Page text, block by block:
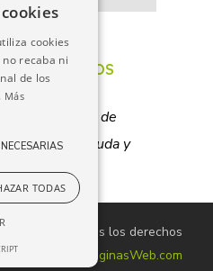
DE DATOS
Sociales de
,Sartaguda y
Todos los derechos
por
AppsyPáginasWeb.com
cookies
recaba ni
de los
Más
TODAS